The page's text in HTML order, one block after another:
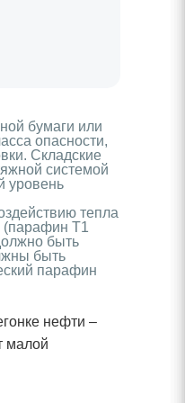
бумаги или
опасности,
Складские
системой
уровень
тепла
(парафин Т1
быть
быть
парафин
нефти –
малой